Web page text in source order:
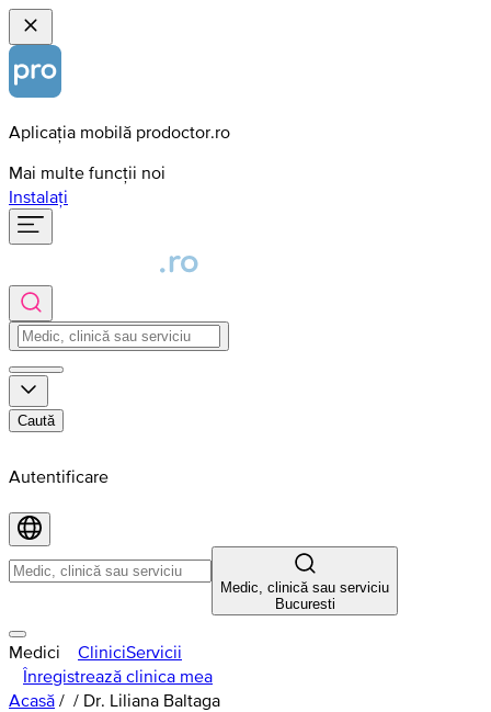
Aplicația mobilă prodoctor.ro
Mai multe funcții noi
Instalați
Caută
Autentificare
Medic, clinică sau serviciu
Bucuresti
Medici CliniciServicii
Înregistrează clinica mea
Acasă / / Dr. Liliana Baltaga